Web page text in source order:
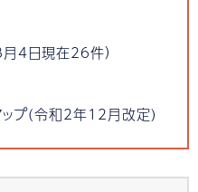
4日現在26件）
プ(令和2年12月改定)